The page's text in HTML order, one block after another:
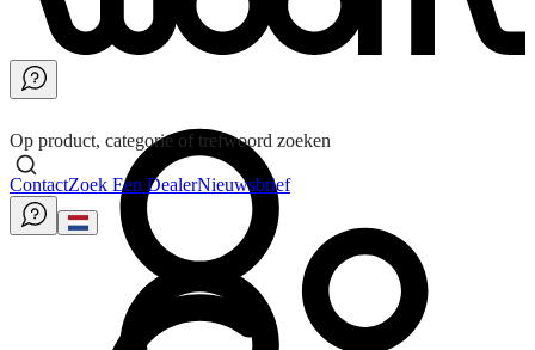
Op product, categorie of trefwoord zoeken
ContactZoek Een DealerNieuwsbrief